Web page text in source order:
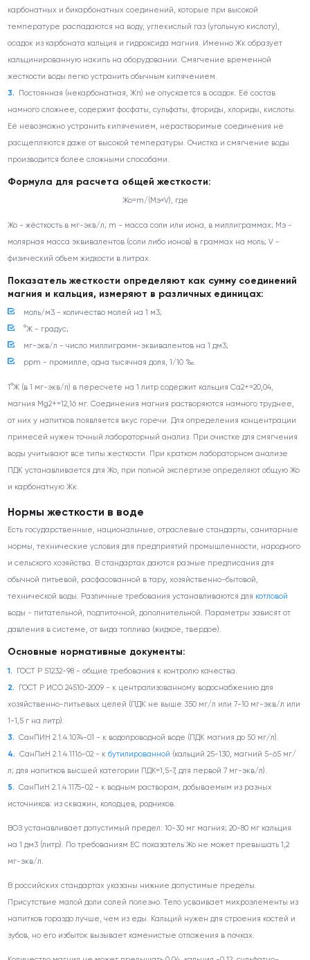
карбонатных и бикарбонатных соединений, которые при высокой
температуре распадаются на воду, углекислый газ (угольную кислоту),
осадок из карбоната кальция и гидроксида магния. Именно Жк образует
кальцинированную накипь на оборудовании. Смягчение временной
жесткости воды легко устранить обычным кипячением.
Постоянная (некарбонатная, Жп) не опускается в осадок. Её состав
намного сложнее, содержит фосфаты, сульфаты, фториды, хлориды, кислоты.
Её невозможно устранить кипячением, нерастворимые соединения не
расщепляются даже от высокой температуры. Очистка и смягчение воды
производится более сложными способами.
Формула для расчета общей жесткости:
Жо=m/(Мэ×V), где
Жо - жёсткость в мг-экв/л; m - масса соли или иона, в миллиграммах; Мэ -
молярная масса эквивалентов (соли либо ионов) в граммах на моль; V -
физический объем жидкости в литрах.
Показатель жесткости определяют как сумму соединений
магния и кальция, измеряют в различных единицах:
моль/м3- количество молей на 1 м3;
°Ж - градус;
мг-экв/л - число миллиграмм-эквивалентов на 1 дм3;
ppm - промилле, одна тысячная доля, 1/10 ‰.
1°Ж (в 1 мг-экв/л) в пересчете на 1 литр содержит кальция Са2+=20,04,
магния Mg2+=12,16 мг. Соединения магния растворяются намного труднее,
от них у напитков появляется вкус горечи. Для определения концентрации
примесей нужен точный лабораторный анализ. При очистке для смягчения
воды учитывают все типы жесткости. При кратком лабораторном анализе
ПДК устанавливается для Жо, при полной экспертизе определяют общую Жо
и карбонатную Жк.
Нормы жесткости в воде
Есть государственные, национальные, отраслевые стандарты, санитарные
нормы, технические условия для предприятий промышленности, народного
и сельского хозяйства. В стандартах даются разные предписания для
обычной питьевой, расфасованной в тару, хозяйственно-бытовой,
технической воды. Различные требования устанавливаются для котловой
воды - питательной, подпиточной, дополнительной. Параметры зависят от
давления в системе, от вида топлива (жидкое, твердое).
Основные нормативные документы:
ГОСТ Р 51232-98 - общие требования к контролю качества.
ГОСТ Р ИСО 24510-2009 - к централизованному водоснабжению для
хозяйственно-питьевых целей (ПДК не выше 350 мг/л или 7-10 мг-экв/л или
1-1,5 г на литр).
СанПИН 2.1.4.1074-01 - к водопроводной воде (ПДК магния до 50 мг/л).
СанПиН 2.1.4.1116-02 - к бутилированной (кальций 25-130, магний 5-65 мг/
л; для напитков высшей категории ПДК=1,5-7, для первой 7 мг-экв/л).
СанПиН 2.1.4.1175-02 - к водным растворам, добываемым из разных
источников: из скважин, колодцев, родников.
ВОЗ устанавливает допустимый предел: 10-30 мг магния; 20-80 мг кальция
на 1 дм3 (литр). По требованиям EC показатель Жо не может превышать 1,2
мг-экв/л.
В российских стандартах указаны нижние допустимые пределы.
Присутствие малой доли солей полезно. Тело усваивает микроэлементы из
напитков гораздо лучше, чем из еды. Кальций нужен для строения костей и
зубов, но его избыток вызывает каменистые отложения в почках.